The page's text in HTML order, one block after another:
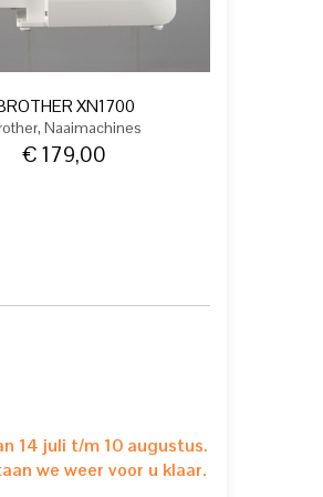
XN1700
,Naaimachines
€ 179,00
14 juli t/m 10 augustus.
we weer voor u klaar.